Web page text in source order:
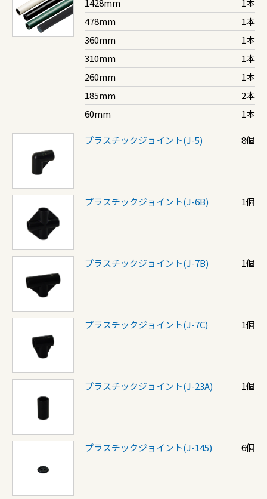
478mm
1本
360mm
1本
310mm
1本
260mm
1本
185mm
2本
60mm
1本
プラスチックジョイント(J-5) 8個
プラスチックジョイント(J-6B) 1個
プラスチックジョイント(J-7B) 1個
プラスチックジョイント(J-7C) 1個
プラスチックジョイント(J-23A) 1個
プラスチックジョイント(J-145) 6個